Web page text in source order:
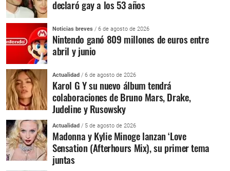
declaró gay a los 53 años
Noticias breves / 6 de agosto de 2026
Nintendo ganó 809 millones de euros entre
abril y junio
Actualidad / 6 de agosto de 2026
Karol G Y su nuevo álbum tendrá
colaboraciones de Bruno Mars, Drake,
Judeline y Rusowsky
Actualidad / 5 de agosto de 2026
Madonna y Kylie Minoge lanzan ‘Love
Sensation (Afterhours Mix), su primer tema
juntas